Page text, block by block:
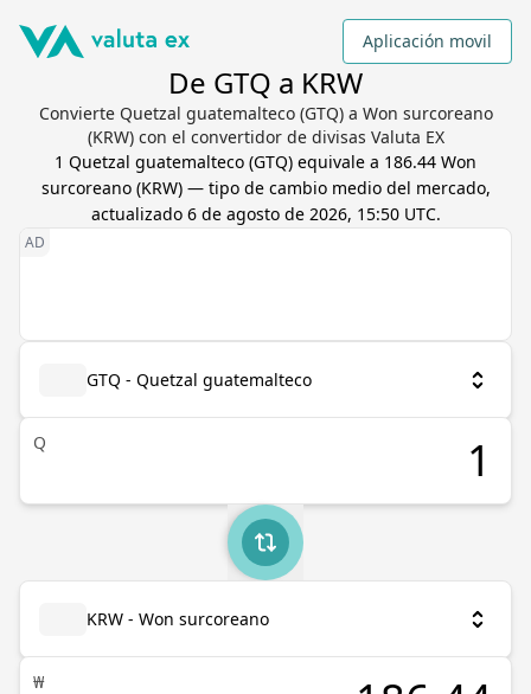
Aplicación movil
De GTQ a KRW
Convierte Quetzal guatemalteco (GTQ) a Won surcoreano
(KRW) con el convertidor de divisas Valuta EX
1 Quetzal guatemalteco (GTQ) equivale a 186.44 Won
surcoreano(KRW) — tipo de cambio medio del mercado,
actualizado 6 de agosto de 2026, 15:50 UTC.
GTQ - Quetzal guatemalteco
Q
KRW - Won surcoreano
₩